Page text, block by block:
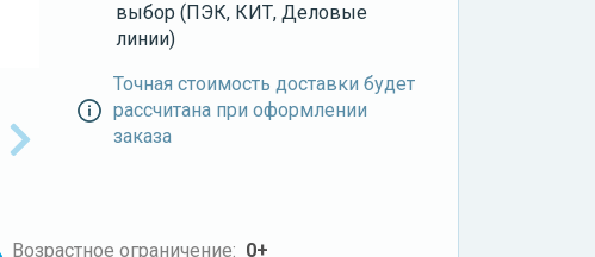
выбор (ПЭК, КИТ, Деловые
линии)
Точная стоимость доставки будет
рассчитана при оформлении
заказа
Возрастное ограничение: 0+